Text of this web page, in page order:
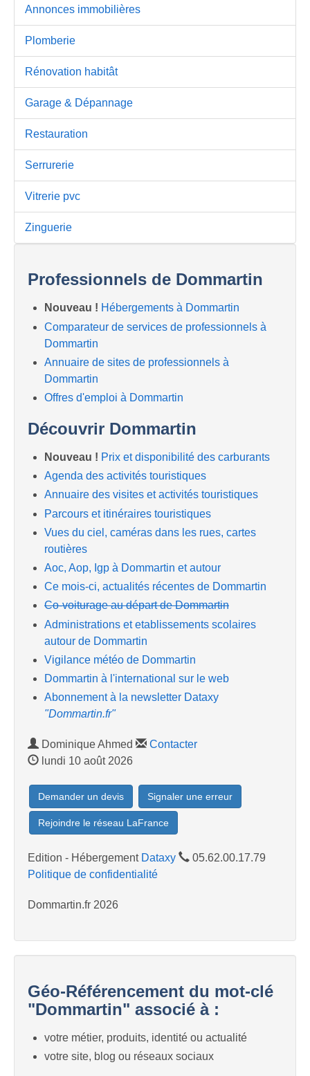
Annonces immobilières
Plomberie
Rénovation habitât
Garage & Dépannage
Restauration
Serrurerie
Vitrerie pvc
Zinguerie
Professionnels de Dommartin
Nouveau ! Hébergements à Dommartin
Comparateur de services de professionnels à
Dommartin
Annuaire de sites de professionnels à
Dommartin
Offres d'emploi à Dommartin
Découvrir Dommartin
Nouveau ! Prix et disponibilité des carburants
Agenda des activités touristiques
Annuaire des visites et activités touristiques
Parcours et itinéraires touristiques
Vues du ciel, caméras dans les rues, cartes
routières
Aoc, Aop, Igp à Dommartin et autour
Ce mois-ci, actualités récentes de Dommartin
Co-voiturage au départ de Dommartin
Administrations et etablissements scolaires
autour de Dommartin
Vigilance météo de Dommartin
Dommartin à l'international sur le web
Abonnement à la newsletter Dataxy
"Dommartin.fr"
Dominique Ahmed
Contacter
lundi 10 août 2026
Demander un devis Signaler une erreur
Rejoindre le réseau LaFrance
Edition - Hébergement Dataxy
05.62.00.17.79
Politique de confidentialité
Dommartin.fr 2026
Géo-Référencement du mot-clé
"Dommartin" associé à :
votre métier, produits, identité ou actualité
votre site, blog ou réseaux sociaux